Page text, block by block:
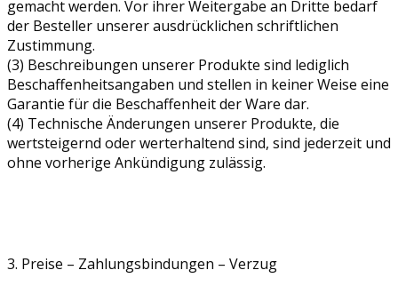
gemacht werden. Vor ihrer Weitergabe an Dritte bedarf
der Besteller unserer ausdrücklichen schriftlichen
Zustimmung.
(3) Beschreibungen unserer Produkte sind lediglich
Beschaffenheitsangaben und stellen in keiner Weise eine
Garantie für die Beschaffenheit der Ware dar.
(4) Technische Änderungen unserer Produkte, die
wertsteigernd oder werterhaltend sind, sind jederzeit und
ohne vorherige Ankündigung zulässig.
3. Preise – Zahlungsbindungen – Verzug